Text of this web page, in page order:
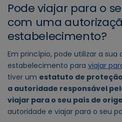
Pode viajar para o
com uma
estabelecimento?
Em princípio, pode utilizar a sua
estabelecimento para viajar
tiver um estatuto de
a autoridade responsável
viajar para o seu país de
autoridade e viajar para o seu